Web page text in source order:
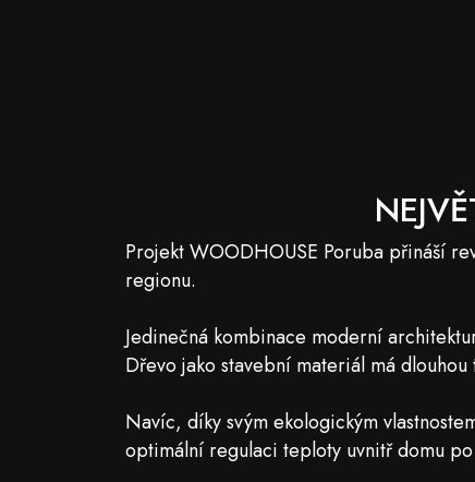
Projekt WOODHOUSE Poruba přináší
regionu.
Jedinečná kombinace moderní
Dřevo jako stavební materiál má
Navíc, díky svým ekologickým
optimální regulaci teploty uvnitř domu